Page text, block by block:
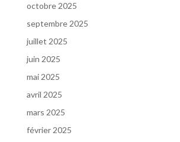
octobre 2025
septembre 2025
juillet 2025
juin 2025
mai 2025
avril 2025
mars 2025
février 2025